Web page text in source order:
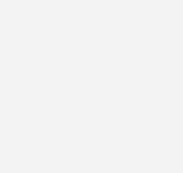
Frankfurt eine Erweiterung der
Compact-WC-Serie vor. Die
gelieferte Anlage besteht aus
Montagerahmen, der Box-Verkleidung und
WC mit integrierter Hebeanlage. Die
110 mm tief. Die integrierte Schneidwerk-
anschlussfertig vorkonfektioniert,